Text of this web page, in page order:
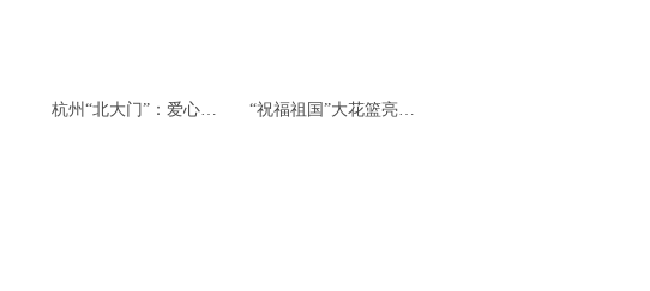
杭州“北大门”：爱心接力 携手同行 “祝福祖国”大花篮亮相天安门广场